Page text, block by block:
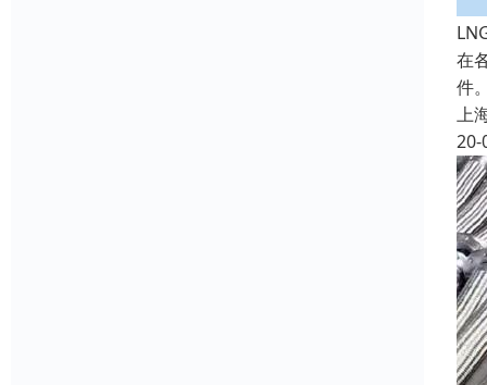
在
件
上
20-